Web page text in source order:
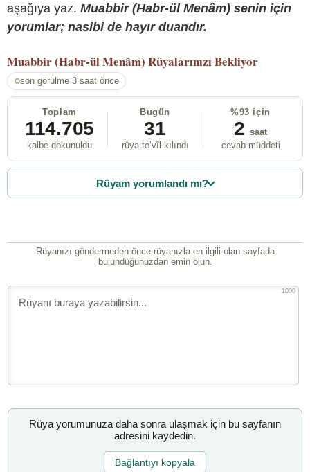
aşağıya yaz. Muabbir (Habr-ül Menâm) senin için
yorumlar; nasibi de hayır duandır.
Muabbir (Habr-ül Menâm) Rüyalarınızı Bekliyor
son görülme 3 saat önce
Toplam
114.705
kalbe dokunuldu
Bugün
31
rüya te’vîl kılındı
%93 için
2 saat
cevab müddeti
Rüyam yorumlandı mı?
Rüyanızı göndermeden önce rüyanızla en ilgili olan sayfada
bulunduğunuzdan emin olun.
1000
Rüya yorumunuza daha sonra ulaşmak için bu sayfanın
adresini kaydedin.
Bağlantıyı kopyala